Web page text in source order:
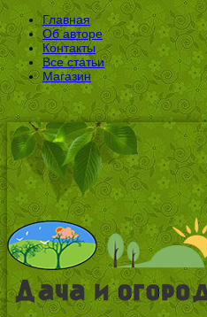
Главная
Об авторе
Контакты
Все статьи
Магазин